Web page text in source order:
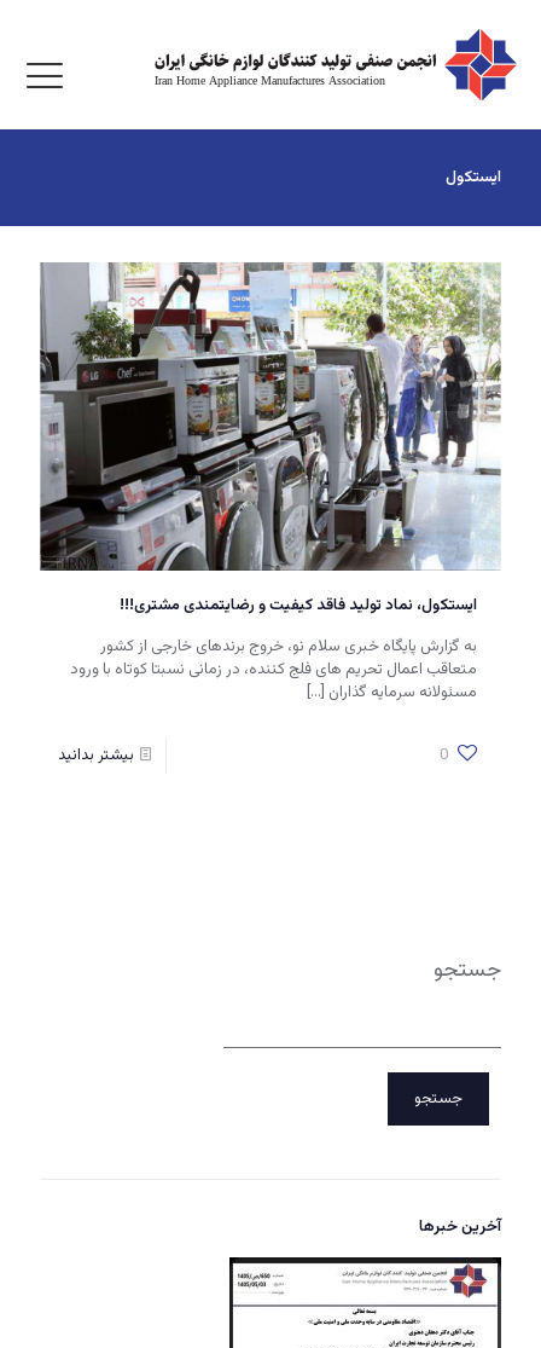
ایستکول
ایستکول، نماد تولید فاقد کیفیت و رضایتمندی مشتری!!!
به گزارش پایگاه خبری سلام نو، خروج برندهای خارجی از کشور
متعاقب اعمال تحریم های فلج کننده، در زمانی نسبتا کوتاه با ورود
مسئولانه سرمایه گذاران […]
0 بیشتر بدانید
جستجو
جستجو
آخرین خبرها